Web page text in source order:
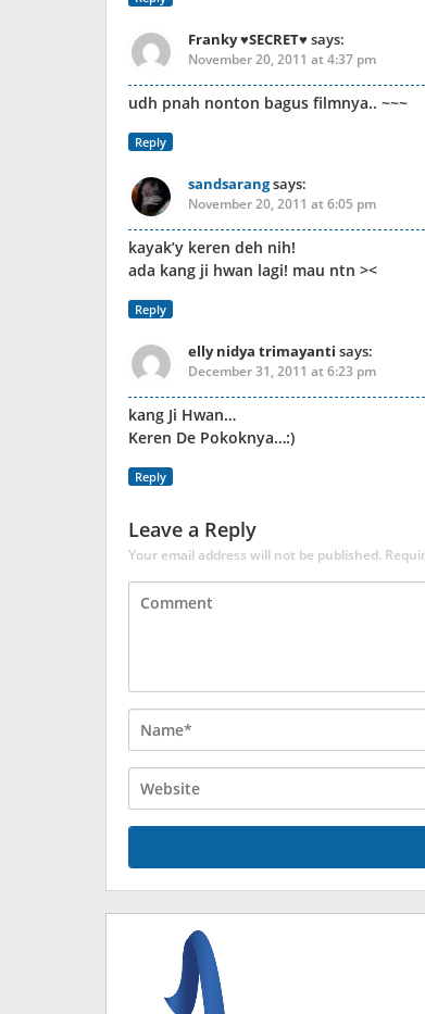
Franky ♥SECRET♥ says:
November 20, 2011 at 4:37 pm
udh pnah nonton bagus filmnya.. ~~~
Reply
sandsarangsays:
November 20, 2011 at 6:05 pm
kayak’y keren deh nih!
ada kang ji hwan lagi! mau ntn ><
Reply
elly nidya trimayanti says:
December 31, 2011 at 6:23 pm
kang Ji Hwan…
Keren De Pokoknya…:)
Reply
Leave a Reply
Your email address will not be published.